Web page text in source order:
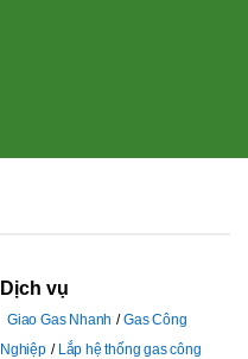
Dịch vụ
Giao Gas Nhanh
Gas Công
Nghiệp
Lắp hệ thống gas công